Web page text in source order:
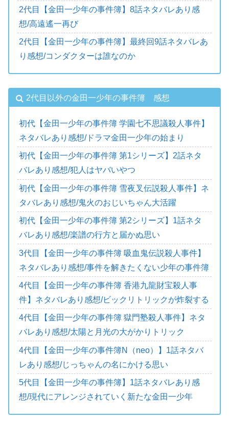
2代目【金田一少年の事件簿】8話ネタバレあり感
想/高遠遙一再び
2代目【金田一少年の事件簿】最終回9話ネタバレあ
り感想/コンダクターは誰なのか
2代目以外の金田一少年の事件簿 感想
初代【金田一少年の事件簿 学園七不思議殺人事件】
ネタバレあり感想/ドラマ金田一少年の始まり
初代【金田一少年の事件簿 第1シリーズ】2話ネタ
バレあり感想/犯人はヤバいやつ
初代【金田一少年の事件簿 雪夜叉伝説殺人事件】ネ
タバレあり感想/鬼火のおじいちゃん大活躍
初代【金田一少年の事件簿 第2シリーズ】1話ネタ
バレあり感想/楽譜の行方と届かぬ思い
3代目【金田一少年の事件簿 吸血鬼伝説殺人事件】
ネタバレあり感想/事件を解きたくない少年の事件簿
4代目【金田一少年の事件簿 香港九龍財宝殺人事
件】ネタバレあり感想/ビックリトリックが炸裂する
4代目【金田一少年の事件簿 獄門塾殺人事件】ネタ
バレあり感想/太陽と月光の大がかりトリック
4代目【金田一少年の事件簿N（neo）】1話ネタバ
レあり感想/じっちゃんの名にかける思い
5代目【金田一少年の事件簿】1話ネタバレあり感
想/現代にアレンジされていく新たな金田一少年